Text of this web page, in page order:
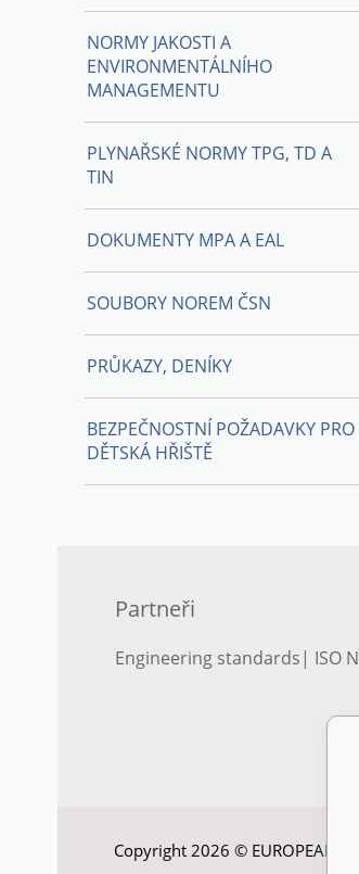
NORMY JAKOSTI A
ENVIRONMENTÁLNÍHO
MANAGEMENTU
PLYNAŘSKÉ NORMY TPG, TD A
TIN
DOKUMENTY MPA A EAL
SOUBORY NOREM ČSN
PRŮKAZY, DENÍKY
BEZPEČNOSTNÍ POŽADAVKY PRO
DĚTSKÁ HŘIŠTĚ
Partneři
Engineering standards | ISO
Copyright 2026 © EUROPEAN